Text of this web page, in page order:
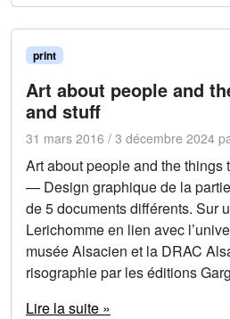
print
Art about people and
and stuff
31 mars 2016 / 3 décembre 2024
Art about people and the things
— Design graphique de la
de 5 documents différents. Sur
Lerichomme en lien avec
musée Alsacien et la DRAC
risographie par les éditions
Lire la suite »